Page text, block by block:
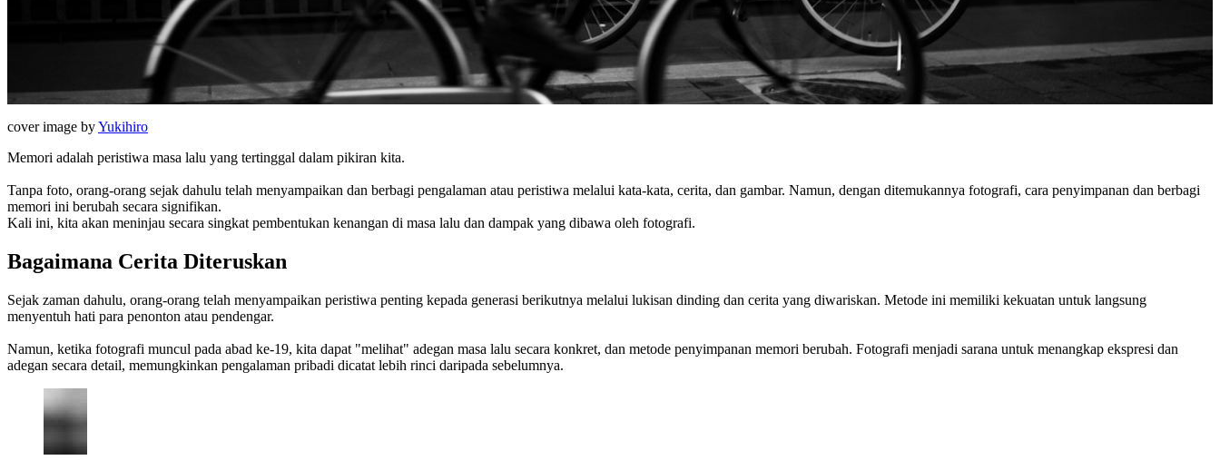
cover image byYukihiro
Memori adalah peristiwa masa lalu yang tertinggal dalam pikiran kita.
Tanpa foto, orang-orang sejak dahulu telah menyampaikan dan berbagi pengalaman atau peristiwa melalui kata-kata, cerita, dan gambar. Namun, dengan ditemukannya fotografi, cara penyimpanan dan berbagi
memori ini berubah secara signifikan.
Kali ini, kita akan meninjau secara singkat pembentukan kenangan di masa lalu dan dampak yang dibawa oleh fotografi.
Bagaimana Cerita Diteruskan
Sejak zaman dahulu, orang-orang telah menyampaikan peristiwa penting kepada generasi berikutnya melalui lukisan dinding dan cerita yang diwariskan. Metode ini memiliki kekuatan untuk langsung
menyentuh hati para penonton atau pendengar.
Namun, ketika fotografi muncul pada abad ke-19, kita dapat "melihat" adegan masa lalu secara konkret, dan metode penyimpanan memori berubah. Fotografi menjadi sarana untuk menangkap ekspresi dan
adegan secara detail, memungkinkan pengalaman pribadi dicatat lebih rinci daripada sebelumnya.